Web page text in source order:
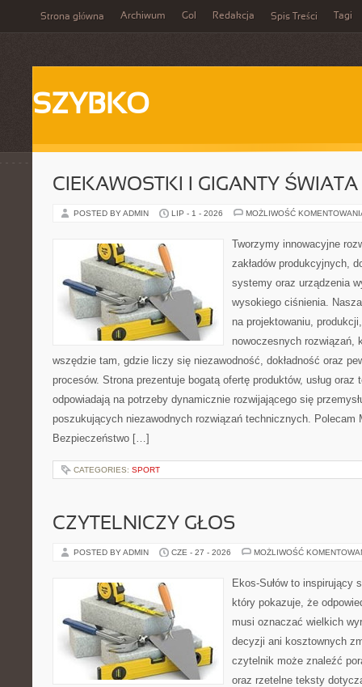
Strona główna Archiwum Gol Redakcja Spis Treści Tagi
SZYBKO
CIEKAWOSTKI I GIGANTY ŚWIATA
POSTED BY ADMIN LIP - 1 - 2026 MOŻLIWOŚĆ
Tworzymy innowacyjne
zakładów produkcyjnych,
systemy oraz urządzenia
wysokiego ciśnienia.
na projektowaniu,
nowoczesnych rozwiązań,
wszędzie tam, gdzie liczy się niezawodność, dokładność oraz
procesów. Strona prezentuje bogatą ofertę produktów, usług oraz
odpowiadają na potrzeby dynamicznie rozwijającego się
poszukujących niezawodnych rozwiązań technicznych. Polecam
Bezpieczeństwo […]
CATEGORIES: SPORT
CZYTELNICZY GŁOS
POSTED BY ADMIN CZE - 27 - 2026 MOŻLIWOŚĆ
Ekos-Sułów to inspirujący
który pokazuje, że
musi oznaczać wielkich
decyzji ani kosztownych
czytelnik może znaleźć
oraz rzetelne teksty